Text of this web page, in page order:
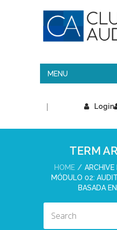
MENU
Login
|
TERM
HOME
ARCHIVE
MÓDULO 02:
BASADA